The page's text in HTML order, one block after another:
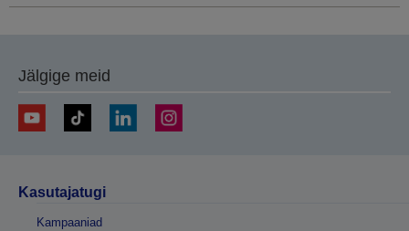
Jälgige meid
Kasutajatugi
Kampaaniad